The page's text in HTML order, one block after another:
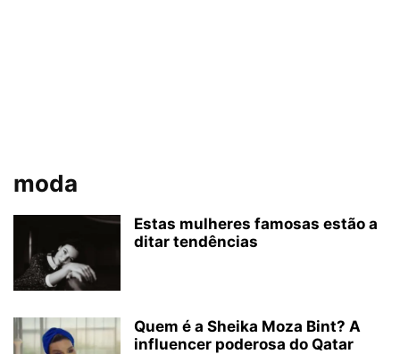
moda
Estas mulheres famosas estão a
ditar tendências
Quem é a Sheika Moza Bint? A
influencer poderosa do Qatar